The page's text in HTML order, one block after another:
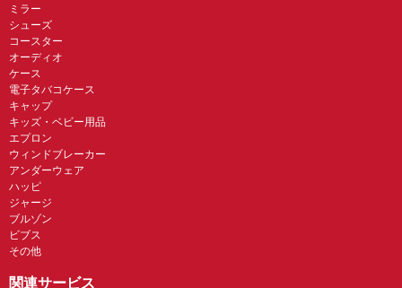
ミラー
シューズ
コースター
オーディオ
ケース
電子タバコケース
キャップ
キッズ・ベビー用品
エプロン
ウィンドブレーカー
アンダーウェア
ハッピ
ジャージ
ブルゾン
ビブス
その他
関連サービス